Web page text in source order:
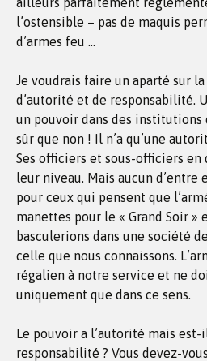
l’ostensible – pas de maquis
d’armes feu …
Je voudrais faire un aparté sur
d’autorité et de responsabilité.
un pouvoir dans des institutions
sûr que non ! Il n’a qu’une
Ses officiers et sous-officiers
leur niveau. Mais aucun d’entre
pour ceux qui pensent que
manettes pour le « Grand Soir »
basculerions dans une société
celle que nous connaissons.
régalien à notre service et ne
uniquement que dans ce sens.
Le pouvoir a l’autorité mais
responsabilité ? Vous devez-